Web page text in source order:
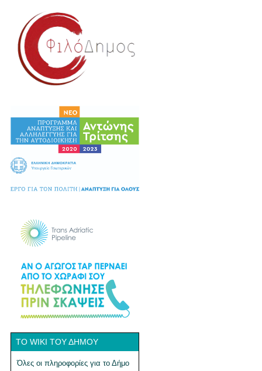
ΤΟ WIKI ΤΟΥ ΔΉΜΟΥ
Όλες οι πληροφορίες για το Δήμο